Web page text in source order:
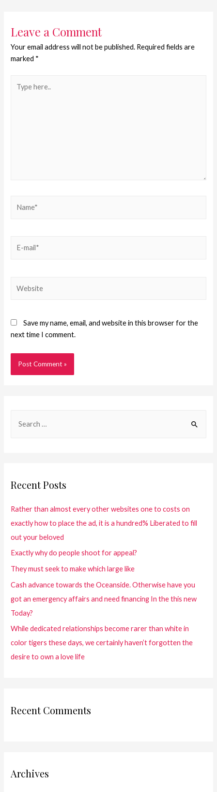
Leave a Comment
Your email address will not be published. Required fields are
marked *
Save my name, email, and website in this browser for the
next time I comment.
Recent Posts
Rather than almost every other websites one to costs on
exactly how to place the ad, it is a hundred% Liberated to fill
out your beloved
Exactly why do people shoot for appeal?
They must seek to make which large like
Cash advance towards the Oceanside. Otherwise have you
got an emergency affairs and need financing In the this new
Today?
While dedicated relationships become rarer than white in
color tigers these days, we certainly haven’t forgotten the
desire to own a love life
Recent Comments
Archives